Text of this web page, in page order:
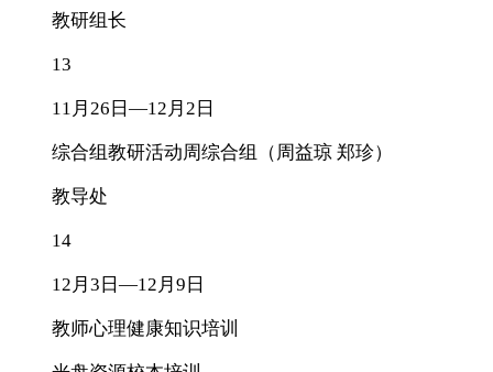
教研组长
13
11月26日—12月2日
综合组教研活动周综合组（周益琼 郑珍）
教导处
14
12月3日—12月9日
教师心理健康知识培训